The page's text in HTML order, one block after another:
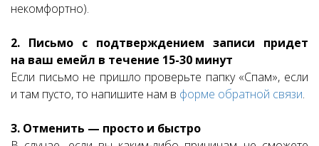
некомфортно).
2. Письмо с подтверждением записи придет
на ваш емейл в течение 15-30 минут
Если письмо не пришло проверьте папку «Спам», если
и там пусто, то напишите нам в форме обратной связи.
3. Отменить — просто и быстро